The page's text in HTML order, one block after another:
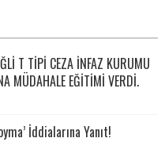
T TİPİ CEZA İNFAZ KURUMU
MÜDAHALE EĞİTİMİ VERDİ.
İddialarına Yanıt!